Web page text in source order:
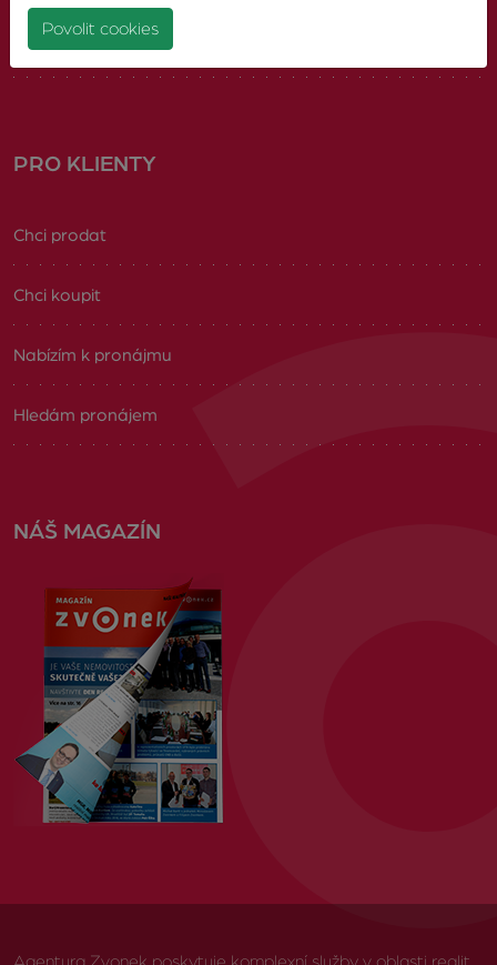
Volná pracovní místa
PRO KLIENTY
Chci prodat
Chci koupit
Nabízím k pronájmu
Hledám pronájem
NÁŠ MAGAZÍN
Agentura Zvonek poskytuje komplexní služby v oblasti realit,
Povolit cookies